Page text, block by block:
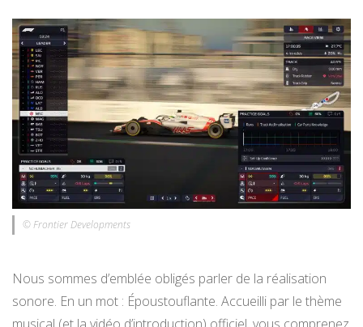
© Frontier Developments
Nous sommes d’emblée obligés parler de la réalisation
sonore. En un mot : Époustouflante. Accueilli par le thème